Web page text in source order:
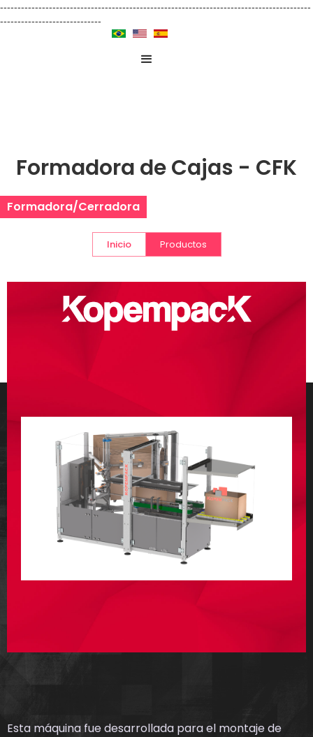
-----------------------------------------------------------------------------------------
-----------------------------
Formadora de Cajas - CFK
Formadora/Cerradora
Inicio Productos
Esta máquina fue desarrollada para el montaje de